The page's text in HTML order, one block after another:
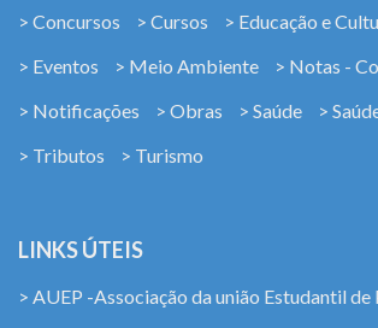
> Concursos
> Cursos > Educação e
> Eventos
> Meio Ambiente
> Notas -
> Notificações
> Obras > Saúde
>
> Tributos
> Turismo
LINKS ÚTEIS
> AUEP -Associação da união Estudantil de